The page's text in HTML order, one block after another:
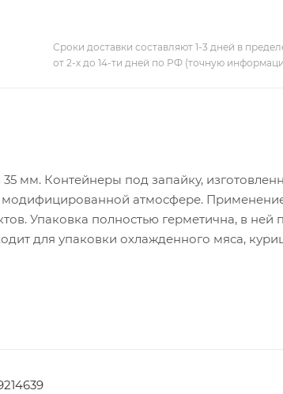
Сроки доставки составляют 1-3 дней в
от 2-х до 14-ти дней по РФ (точную
мм. Контейнеры под запайку,
модифицированной атмосфере.
Упаковка полностью герметична, в ней
для упаковки охлажденного мяса,